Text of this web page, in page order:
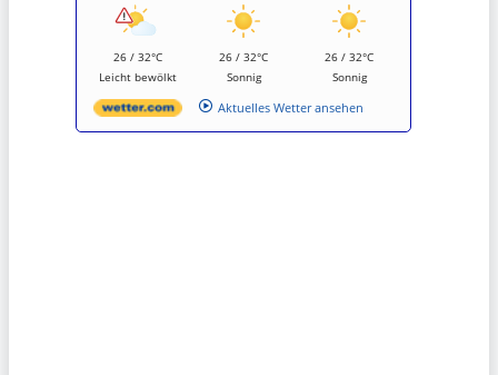
26 / 32°C
Leicht bewölkt
26 / 32°C
Sonnig
26 / 32°C
Sonnig
Aktuelles Wetter ansehen